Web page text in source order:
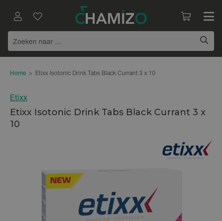
Home > Etixx Isotonic Drink Tabs Black Currant 3 x 10
Etixx
Etixx Isotonic Drink Tabs Black Currant 3 x
10